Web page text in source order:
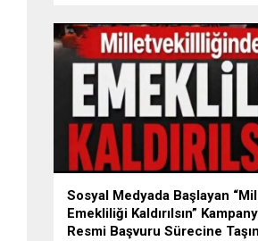
Türkiye’de uluslararası hukuk
görüldü BURSA – Avusturya’da
ve Türkiye’de yaklaşık üç yıl
devam eden “Nazar Bebek”
yargılama süreci tamamlandı.
Aile...
Sosyal Medyada Başlayan
Emekliliği Kaldırılsın”
Resmi Başvuru Sürecine